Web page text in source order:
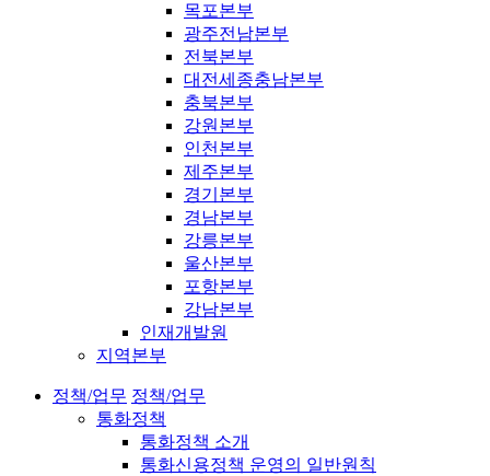
목포본부
광주전남본부
전북본부
대전세종충남본부
충북본부
강원본부
인천본부
제주본부
경기본부
경남본부
강릉본부
울산본부
포항본부
강남본부
인재개발원
지역본부
정책/업무 정책/업무
통화정책
통화정책 소개
통화신용정책 운영의 일반원칙